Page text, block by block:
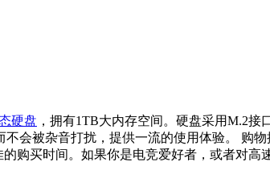
硬盘 ，拥有1TB大内存空间。硬盘采用M.2
会被杂音打扰，提供一流的使用体验。 购
购买时间。如果你是电竞爱好者，或者对